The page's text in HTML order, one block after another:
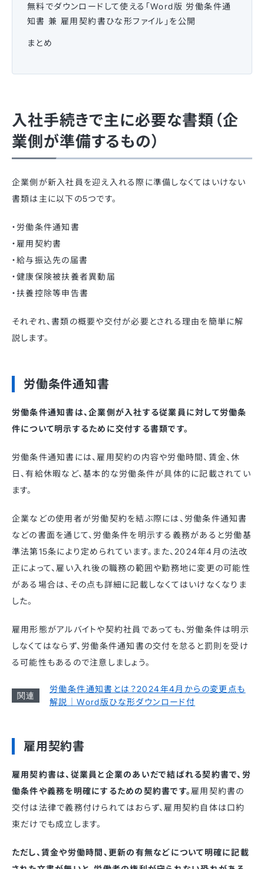
無料でダウンロードして使える「Word版 労働条件通
知書 兼 雇用契約書ひな形ファイル」を公開
まとめ
入社手続きで主に必要な書類（企
業側が準備するもの）
企業側が新入社員を迎え入れる際に準備しなくてはいけない
書類は主に以下の5つです。
・労働条件通知書
・雇用契約書
・給与振込先の届書
・健康保険被扶養者異動届
・扶養控除等申告書
それぞれ、書類の概要や交付が必要とされる理由を簡単に解
説します。
労働条件通知書
労働条件通知書は、企業側が入社する従業員に対して労働条
件について明示するために交付する書類です。
労働条件通知書には、雇用契約の内容や労働時間、賃金、休
日、有給休暇など、基本的な労働条件が具体的に記載されてい
ます。
企業などの使用者が労働契約を結ぶ際には、労働条件通知書
などの書面を通じて、労働条件を明示する義務があると労働基
準法第15条により定められています。また、2024年4月の法改
正によって、雇い入れ後の職務の範囲や勤務地に変更の可能性
がある場合は、その点も詳細に記載しなくてはいけなくなりま
した。
雇用形態がアルバイトや契約社員であっても、労働条件は明示
しなくてはならず、労働条件通知書の交付を怠ると罰則を受け
る可能性もあるので注意しましょう。
労働条件通知書とは？2024年4月からの変更点も
解説｜Word版ひな形ダウンロード付
雇用契約書
雇用契約書は、従業員と企業のあいだで結ばれる契約書で、労
働条件や義務を明確にするための契約書です。 雇用契約書の
交付は法律で義務付けられてはおらず、雇用契約自体は口約
束だけでも成立します。
ただし、賃金や労働時間、更新の有無などについて明確に記載